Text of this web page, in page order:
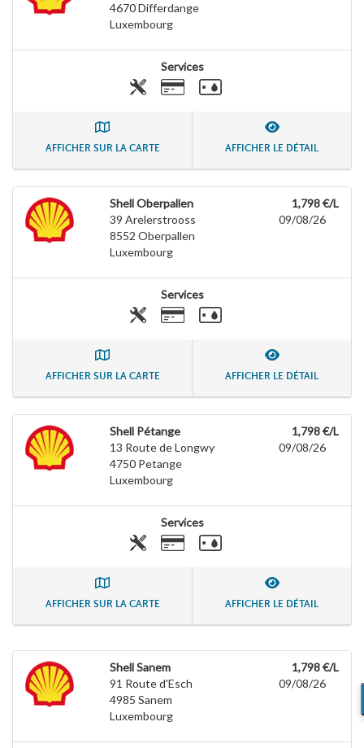
4670Differdange
Luxembourg
Services
AFFICHER SUR LA CARTE AFFICHER LE DÉTAIL
Shell Oberpallen
39 Arelerstrooss
8552 Oberpallen
Luxembourg
1,798 €/L
09/08/26
Services
AFFICHER SUR LA CARTE AFFICHER LE DÉTAIL
Shell Pétange
13 Route de Longwy
4750 Petange
Luxembourg
1,798 €/L
09/08/26
Services
AFFICHER SUR LA CARTE AFFICHER LE DÉTAIL
Shell Sanem
91 Route d'Esch
4985 Sanem
Luxembourg
1,798 €/L
09/08/26